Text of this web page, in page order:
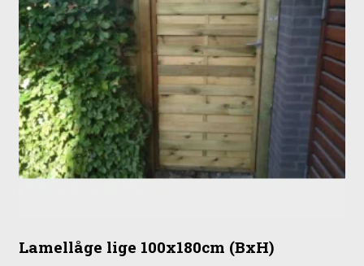
Lamellåge lige 100x180cm (BxH)